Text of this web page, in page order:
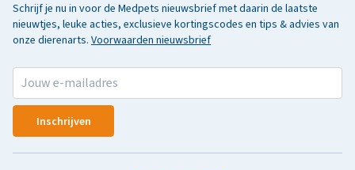
Schrijf je nu in voor de Medpets nieuwsbrief met daarin de laatste
nieuwtjes, leuke acties, exclusieve kortingscodes en tips & advies van
onze dierenarts. Voorwaarden nieuwsbrief
Inschrijven